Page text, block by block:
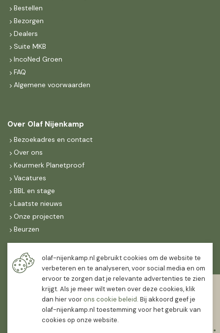
Bestellen
Bezorgen
Dealers
Suite MKB
IncoNed Groen
FAQ
Algemene voorwaarden
Over Olaf Nijenkamp
Bezoekadres en contact
Over ons
Keurmerk Planetproof
Vacatures
BBL en stage
Laatste nieuws
Onze projecten
Beurzen
Maandag t/m vrijdag
07:30-
16:30
12:00
olaf-nijenkamp.nl gebruikt cookies om de website te
verbeteren en te analyseren, voor social media en om
ervoor te zorgen dat je relevante advertenties te zien
krijgt. Als je meer wilt weten over deze cookies, klik
dan hier voorons cookie beleid. Bij akkoord geef je
olaf-nijenkamp.nl toestemming voor het gebruik van
cookies op onze website.